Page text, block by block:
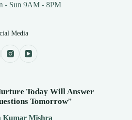
- Sun 9AM - 8PM
Media
Today Will Answer
Tomorrow”
Kumar Mishra